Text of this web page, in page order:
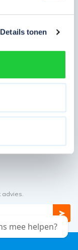
Details tonen
advies.
mee helpen?